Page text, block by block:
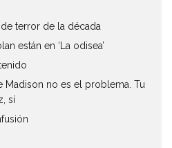
terror de la década
están en ‘La odisea’
Madison no es el problema. Tu
sí